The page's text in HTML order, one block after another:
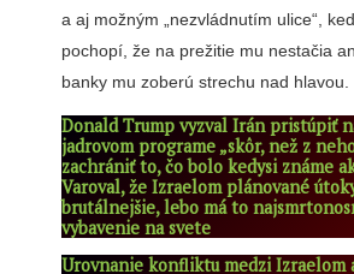
a aj možným „nezvládnutím ulice“,
pochopí, že na prežitie mu nestačia
banky mu zoberú strechu nad hlavou.
Donald Trump vyzval Irán pristúpiť
jadrovom programe „skôr, než z
zachrániť to, čo bolo kedysi známe
Varoval, že Izraelom plánované
brutálnejšie, lebo má to
vybavenie na svete
Urovnanie konfliktu medzi Izraelom